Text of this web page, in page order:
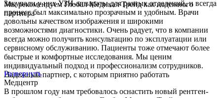
Мы рекомендуем Глобал Медикал Трейд как надежного
партнера
Закупали у них УЗИ-аппараты для разных отделений, и всегда
процесс был максимально прозрачным и удобным. Врачи
довольны качеством изображения и широкими
возможностями диагностики. Очень радует, что в компании
всегда можно получить консультацию по эксплуатации или
сервисному обслуживанию. Пациенты тоже отмечают более
быстрые и комфортные исследования. Мы ценим
индивидуальный подход и профессионализм сотрудников.
Надежный партнер, с которым приятно работать
Развернуть
Медцентр
В прошлом году нам требовалось оснастить новый рентген-